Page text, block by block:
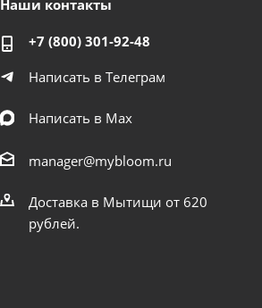
Наши контакты
+7 (800) 301-92-48
Написать в Телеграм
Написать в Мах
manager@mybloom.ru
Доставка в Мытищи от 620
рублей.